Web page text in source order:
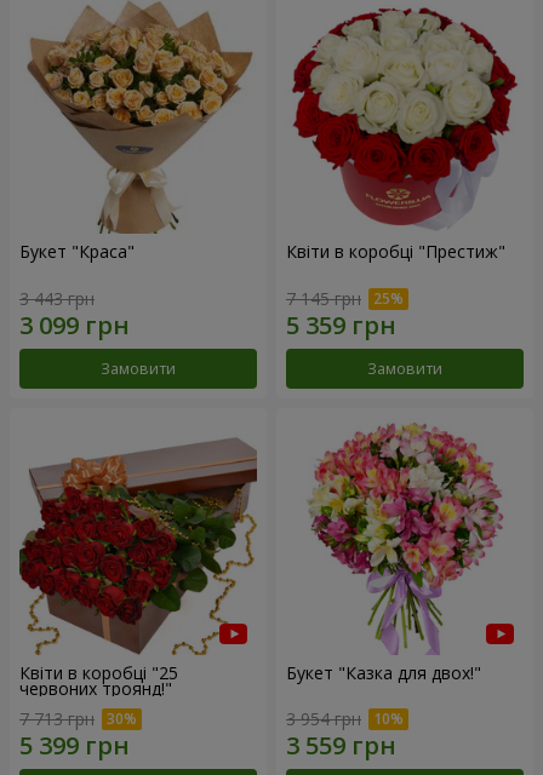
Букет "Краса"
3 443 грн
Замовити
Квіти в коробці "Престиж"
7 145 грн
Замовити
Квіти в коробці "25
червоних троянд!"
7 713 грн
Букет "Казка для двох!"
3 954 грн